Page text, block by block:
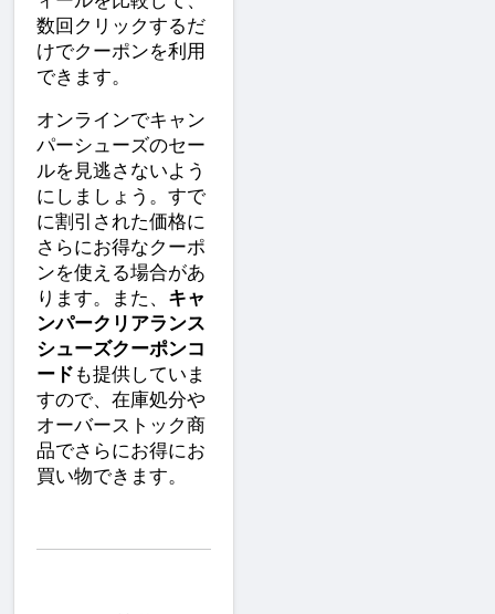
数回クリックするだ
けでクーポンを利用
できます。
オンラインでキャン
パーシューズのセー
ルを見逃さないよう
にしましょう。すで
に割引された価格に
さらにお得なクーポ
ンを使える場合があ
ります。また、 キャ
ンパークリアランス
シューズクーポンコ
ード も提供していま
すので、在庫処分や
オーバーストック商
品でさらにお得にお
買い物できます。